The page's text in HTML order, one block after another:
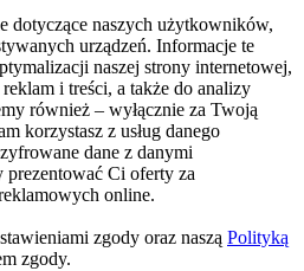
dotyczące naszych użytkowników,
urządzeń. Informacje te
naszej strony internetowej,
i treści, a także do analizy
również – wyłącznie za Twoją
korzystasz z usług danego
dane z danymi
prezentować Ci oferty za
online.
zgody oraz naszą Polityką
zgody.